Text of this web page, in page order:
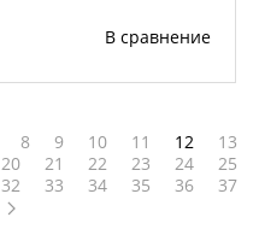
В сравнение
8 9 10 11 12
13
20 21 22 23 24
25
32 33 34 35 36
37